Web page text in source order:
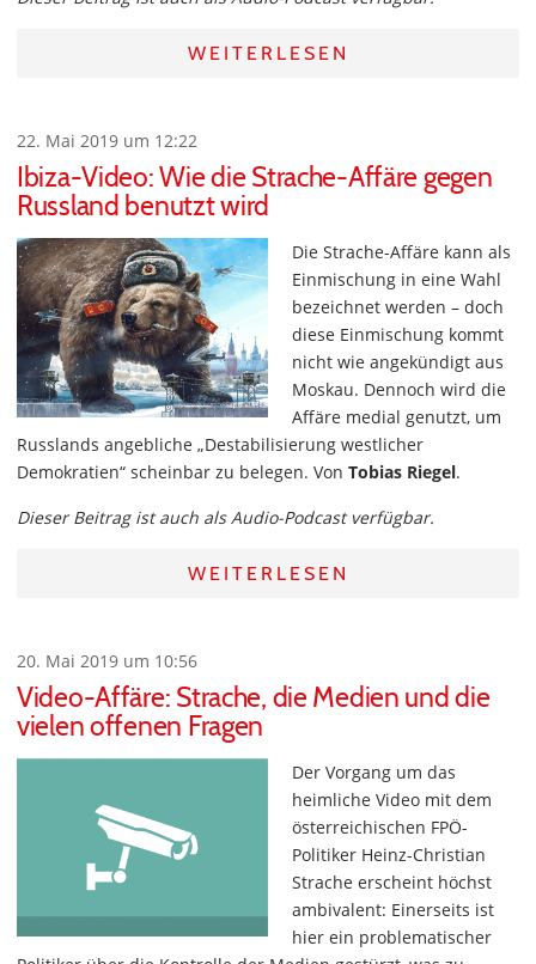
WEITERLESEN
22. Mai 2019 um 12:22
Ibiza-Video: Wie die Strache-Affäre gegen
Russland benutzt wird
Die Strache-Affäre kann als
Einmischung in eine Wahl
bezeichnet werden – doch
diese Einmischung kommt
nicht wie angekündigt aus
Moskau. Dennoch wird die
Affäre medial genutzt, um
Russlands angebliche „Destabilisierung westlicher
Demokratien“ scheinbar zu belegen. Von Tobias Riegel.
Dieser Beitrag ist auch als Audio-Podcast verfügbar.
WEITERLESEN
20. Mai 2019 um 10:56
Video-Affäre: Strache, die Medien und die
vielen offenen Fragen
Der Vorgang um das
heimliche Video mit dem
österreichischen FPÖ-
Politiker Heinz-Christian
Strache erscheint höchst
ambivalent: Einerseits ist
hier ein problematischer